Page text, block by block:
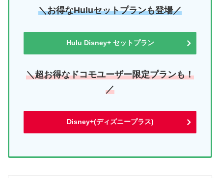
＼お得なHuluセットプランも登場／
Hulu Disney+ セットプラン
＼超お得なドコモユーザー限定プランも！
／
Disney+(ディズニープラス)